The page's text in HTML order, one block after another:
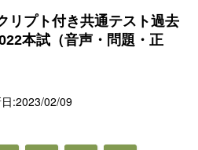
リプト付き共通テスト過去
本試（音声・問題・正
:2023/02/09